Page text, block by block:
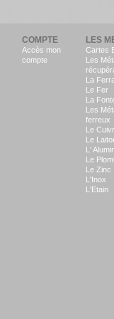
COMPTE
Accès mon
compte
LES
Cartes
Les
La
Le Fer
La
Les
ferreux
Le
Le
L'
Le
Le Zinc
L'Inox
L'Etain